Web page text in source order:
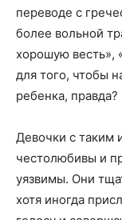
переводе с
более вольной
хорошую весть»,
для того, чтобы
ребенка, правда?
Девочки с таким
честолюбивы и
уязвимы. Они
хотя иногда